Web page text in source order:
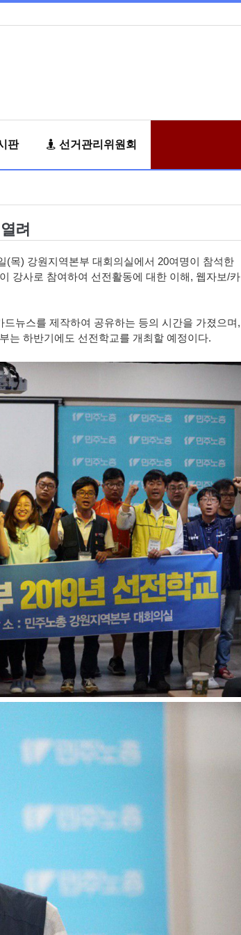
판 선거관리위원회
려
(목) 강원지역본부 대회의실에서 20여명이 참석한
강사로 참여하여 선전활동에 대한 이해 , 웹자보/카
드뉴스를 제작하여 공유하는 등의 시간을 가졌으며 ,
는 하반기에도 선전학교를 개최할 예정이다.